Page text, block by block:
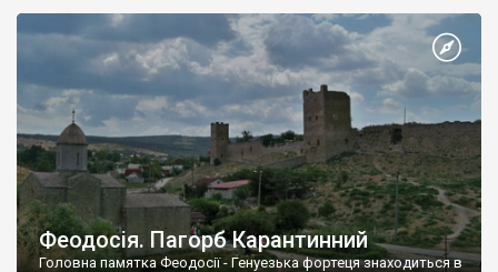
Феодосія. Пагорб Карантинний
Головна памятка Феодосії - Генуезька фортеця знаходиться в